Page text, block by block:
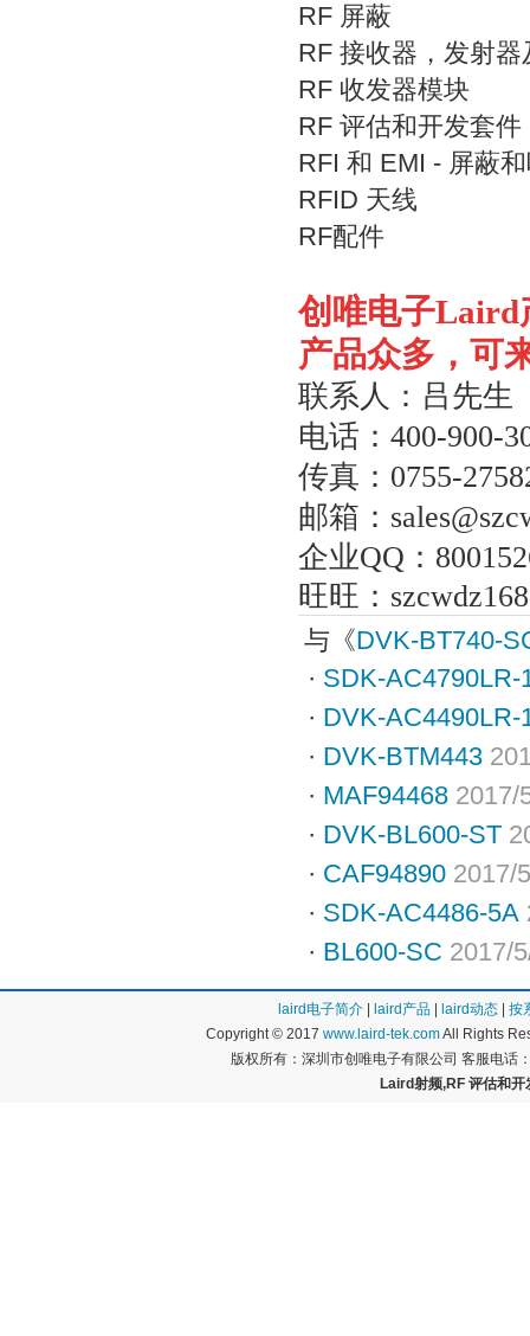
RF 屏蔽
RF 接收器，发射
RF 收发器模块
RF 评估和开发套件
RFI 和 EMI - 屏蔽
RFID 天线
RF配件
创唯电子Laird
产品众多，可
联系人：吕先生
电话： 400-900-
传真： 0755-
邮箱：
企业QQ ：
旺旺：
与《DVK-BT740-
· SDK-AC4790LR-
· DVK-AC4490LR-
· DVK-BTM443
· MAF94468 2017/
· DVK-BL600-ST
· CAF94890 2017/
· SDK-AC4486-5A
· BL600-SC 2017/
laird电子简介 laird产品 laird动态
按
Copyright © 2017 www.laird-tek.comAll Rights
版权所有：深圳市创唯电子有限公司 客服电话
Laird射频,RF 评估和